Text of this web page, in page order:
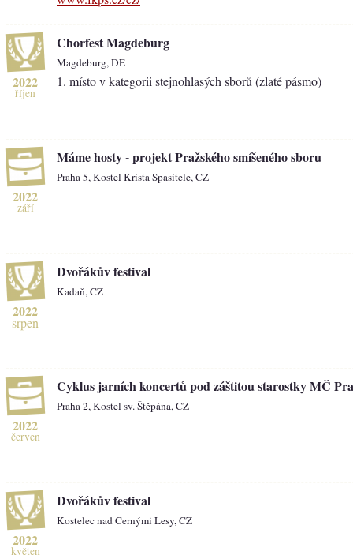
2022
říjen
Chorfest Magdeburg
Magdeburg, DE
1. místo v kategorii stejnohlasých sborů (zlaté pásmo)
2022
září
Máme hosty - projekt Pražského smíšeného sboru
Praha 5, Kostel Krista Spasitele, CZ
2022
srpen
Dvořákův festival
Kadaň, CZ
2022
červen
Cyklus jarních koncertů pod záštitou starostky MČ
Praha 2, Kostel sv. Štěpána, CZ
2022
květen
Dvořákův festival
Kostelec nad Černými Lesy, CZ